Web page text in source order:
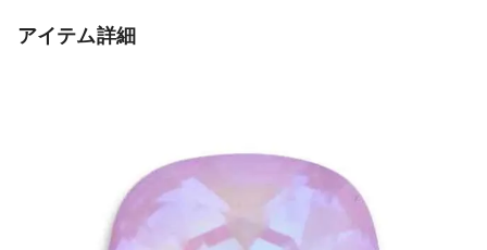
アイテム詳細